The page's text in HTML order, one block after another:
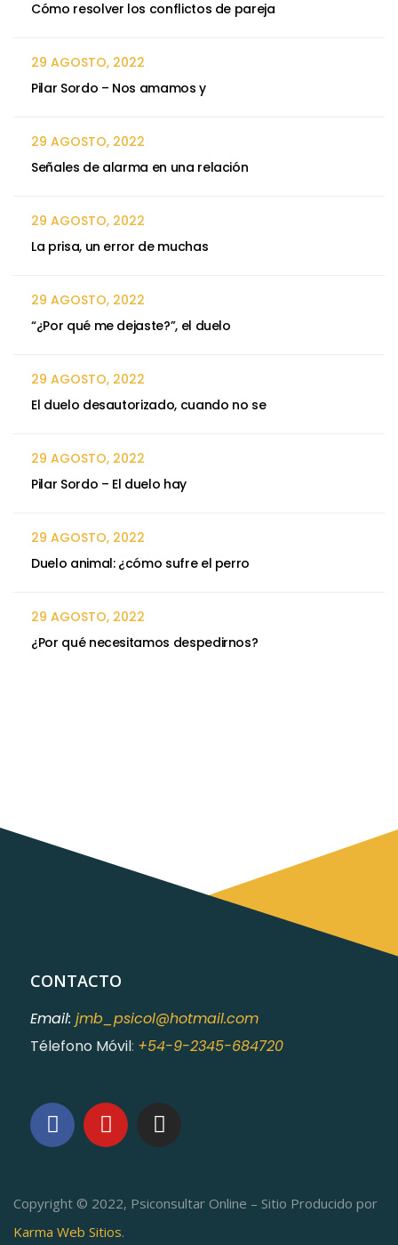
Cómo resolver los conflictos de pareja
29 AGOSTO, 2022
Pilar Sordo – Nos amamos y
29 AGOSTO, 2022
Señales de alarma en una relación
29 AGOSTO, 2022
La prisa, un error de muchas
29 AGOSTO, 2022
“¿Por qué me dejaste?”, el duelo
29 AGOSTO, 2022
El duelo desautorizado, cuando no se
29 AGOSTO, 2022
Pilar Sordo – El duelo hay
29 AGOSTO, 2022
Duelo animal: ¿cómo sufre el perro
29 AGOSTO, 2022
¿Por qué necesitamos despedirnos?
CONTACTO
Email: jmb_psicol@hotmail.com
Télefono Móvil: +54-9-2345-684720
Copyright © 2022, Psiconsultar Online – Sitio Producido por
Karma Web Sitios.